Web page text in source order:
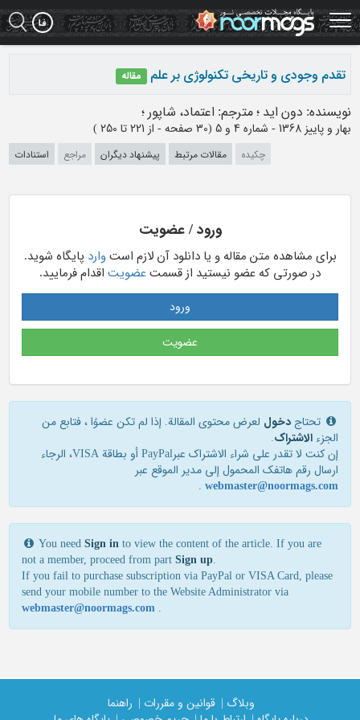
Skip
to
main
تقدم وجودی و تاریخی تکنولوژی بر علم مقاله
نویسنده: دون اید ؛ مترجم: اعتماد، شاپور ؛
بهار و پاییز 1368 - شماره 4 و 5 (‎30 صفحه - از 221 تا 250 )
چکیده مقالات مرتبط پیشنهاد دیگران مراجع استنادات
ورود / عضویت
برای مشاهده متن مقاله و یا دانلود آن لازم استوارد پایگاه شوید.
در صورتی که عضو نیستید از قسمت عضویت اقدام فرمایید.
ورود
عضویت
تحتاج دخول لعرض محتوى المقالة. إذا لم تكن عضوًا ، فتابع من
الجزء الاشتراک.
إن كنت لا تقدر علی شراء الاشتراك عبرPayPal أو بطاقة VISA، الرجاء
ارسال رقم هاتفك المحمول إلی مدير الموقع عبر
webmaster@noormags.com
.
You need Sign in to view the content of the article. If you are
not a member, proceed from part Sign up.
If you fail to purchase subscription via PayPal or VISA Card, please
send your mobile number to the Website Administrator via
webmaster@noormags.com .
وبلاگ | قوانین و مقررات |
راهنما